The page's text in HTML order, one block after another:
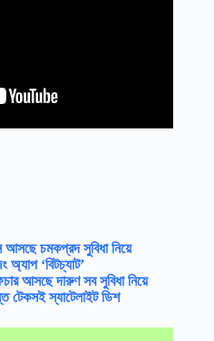
চমকপ্রদ সুবিধা নিয়ে
অ্যাপ ‘বিটচ্যাট’
আসছে দারুণ সব সুবিধা নিয়ে
টেকসই স্যাটেলাইট ডিশ